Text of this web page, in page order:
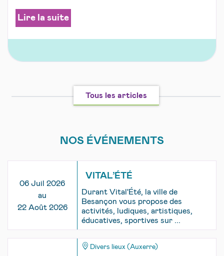
Lire la suite
Tous les articles
NOS ÉVÉNEMENTS
06 Juil 2026
au
22 Août 2026
VITAL’ÉTÉ
Durant Vital'Été, la ville de
Besançon vous propose des
activités, ludiques, artistiques,
éducatives, sportives sur ...
Divers lieux (Auxerre)